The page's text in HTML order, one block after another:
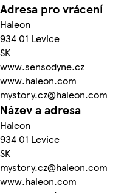
Adresa pro vrácení
Haleon
934 01 Levice
SK
www.sensodyne.cz
www.haleon.com
mystory.cz@haleon.com
Název a adresa
Haleon
934 01 Levice
SK
mystory.cz@haleon.com
www.haleon.com